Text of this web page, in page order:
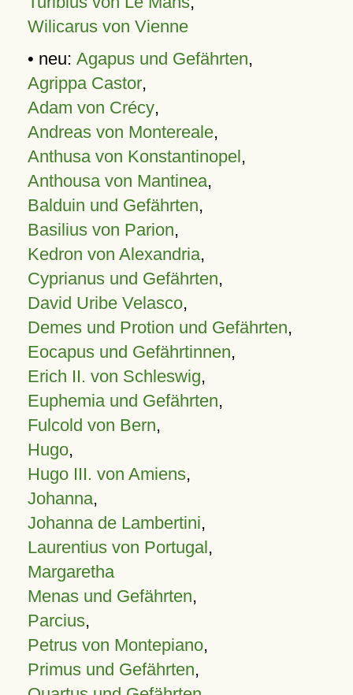
Wilicarus von Vienne
• neu: Agapus und Gefährten,
Agrippa Castor,
Adam von Crécy,
Andreas von Montereale,
Anthusa von Konstantinopel,
Anthousa von Mantinea,
Balduin und Gefährten,
Basilius von Parion,
Kedron von Alexandria,
Cyprianus und Gefährten,
David Uribe Velasco,
Demes und Protion und Gefährten,
Eocapus und Gefährtinnen,
Erich II. von Schleswig,
Euphemia und Gefährten,
Fulcold von Bern,
Hugo,
Hugo III. von Amiens,
Johanna,
Johanna de Lambertini,
Laurentius von Portugal,
Margaretha
Menas und Gefährten,
Parcius,
Petrus von Montepiano,
Primus und Gefährten,